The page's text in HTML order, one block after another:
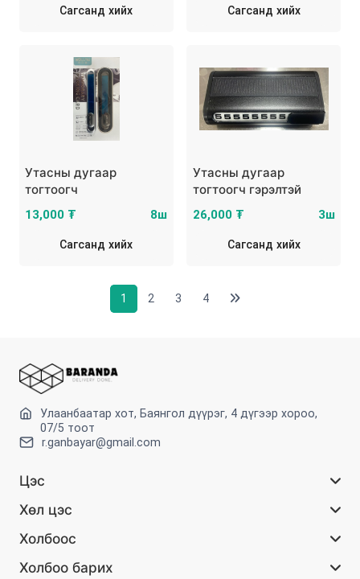
Сагсанд хийх Сагсанд хийх
Утасны дугаар
тогтоогч
13,000 ₮ 8ш
Сагсанд хийх
Утасны дугаар
тогтоогч гэрэлтэй
26,000 ₮ 3ш
Сагсанд хийх
1 2 3 4
Улаанбаатар хот, Баянгол дүүрэг, 4 дүгээр хороо,
07/5 тоот
r.ganbayar@gmail.com
Цэс
Хөл цэс
Холбоос
Холбоо барих